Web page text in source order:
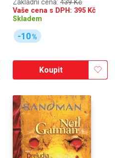
Základní cena: 439 Kč
Vaše cena s DPH: 395 Kč
Skladem
-10%
Koupit